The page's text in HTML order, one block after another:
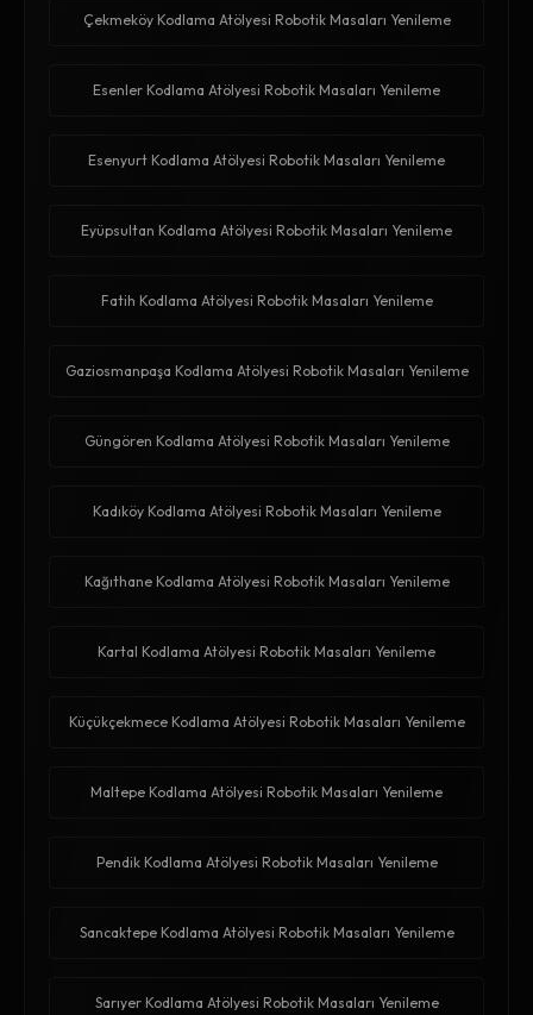
Çekmeköy Kodlama Atölyesi Robotik Masaları Yenileme
Esenler Kodlama Atölyesi Robotik Masaları Yenileme
Esenyurt Kodlama Atölyesi Robotik Masaları Yenileme
Eyüpsultan Kodlama Atölyesi Robotik Masaları Yenileme
Fatih Kodlama Atölyesi Robotik Masaları Yenileme
Gaziosmanpaşa Kodlama Atölyesi Robotik Masaları Yenileme
Güngören Kodlama Atölyesi Robotik Masaları Yenileme
Kadıköy Kodlama Atölyesi Robotik Masaları Yenileme
Kağıthane Kodlama Atölyesi Robotik Masaları Yenileme
Kartal Kodlama Atölyesi Robotik Masaları Yenileme
Küçükçekmece Kodlama Atölyesi Robotik Masaları Yenileme
Maltepe Kodlama Atölyesi Robotik Masaları Yenileme
Pendik Kodlama Atölyesi Robotik Masaları Yenileme
Sancaktepe Kodlama Atölyesi Robotik Masaları Yenileme
Sarıyer Kodlama Atölyesi Robotik Masaları Yenileme